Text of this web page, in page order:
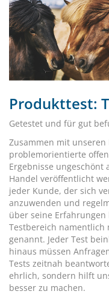
Produkttest:
Getestet und für gut
Zusammen mit
problemorientierte
Ergebnisse ungeschönt
Handel veröffentlicht
jeder Kunde, der sich
anzuwenden und
über seine
Testbereich namentlich
genannt. Jeder Test
hinaus müssen
Tests zeitnah
ehrlich, sondern hilft
besser zu machen.